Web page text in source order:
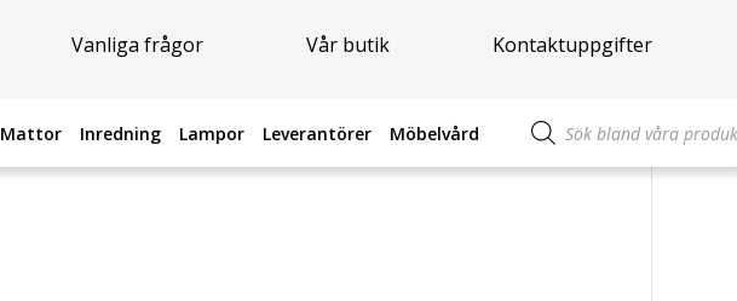
Vanliga frågor Vår butik Kontaktuppgifter
Mattor Inredning Lampor Leverantörer Möbelvård
Produktsökning